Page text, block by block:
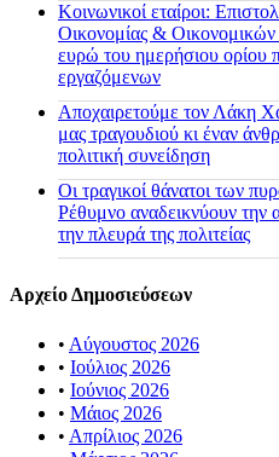
Κοινωνικοί εταίροι:
Οικονομίας &
ευρώ του ημερήσιου ορίου
εργαζόμενων
Αποχαιρετούμε τον Λάκη
μας τραγουδιού κι έναν
πολιτική συνείδηση
Οι τραγικοί θάνατοι των
Ρέθυμνο αναδεικνύουν
την πλευρά της πολιτείας
Αρχείο Δημοσιεύσεων
• Αύγουστος 2026
• Ιούλιος 2026
• Ιούνιος 2026
• Μάιος 2026
• Απρίλιος 2026